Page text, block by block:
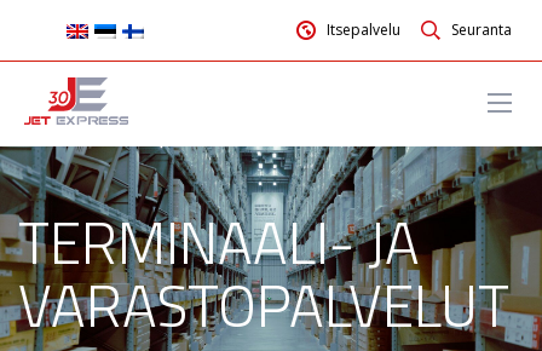
Itsepalvelu Seuranta
TERMINAALI- JA
VARASTOPALVELUT